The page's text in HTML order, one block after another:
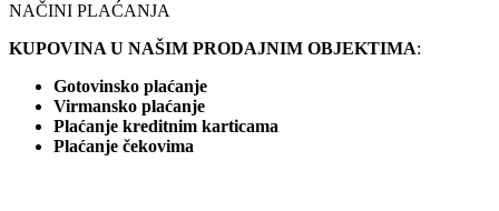
NAČINI PLAĆANJA
KUPOVINA U NAŠIM PRODAJNIM OBJEKTIMA:
Gotovinsko plaćanje
Virmansko plaćanje
Plaćanje kreditnim karticama
Plaćanje čekovima